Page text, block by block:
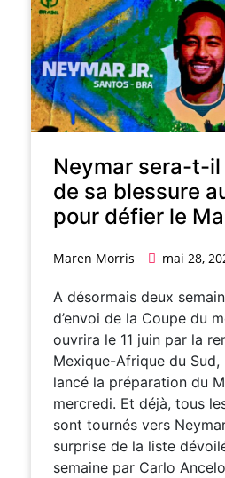
Neymar sera-t-il
de sa blessure
pour défier le
Maren Morris mai 28,
A désormais deux
d’envoi de la Coupe du
ouvrira le 11 juin par la
Mexique-Afrique du Sud,
lancé la préparation du
mercredi. Et déjà, tous
sont tournés vers
surprise de la liste
semaine par Carlo